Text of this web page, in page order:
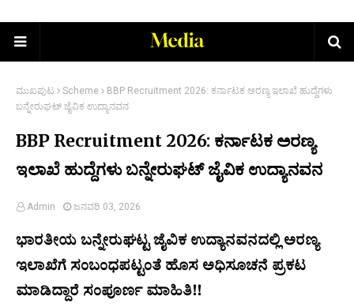
ಮುಖಪುಟ Scheme
BBP Recruitment 2026: ಕರ್ನಾಟಕ ಅರಣ್ಯ ಇಲಾಖೆ ಹುದ್ದೆಗಳು
ಬನ್ನೇರುಘಟ್ ಜೈವಿಕ ಉದ್ಯಾನವನ
BBP Recruitment 2026: ಕರ್ನಾಟಕ ಅರಣ್ಯ
ಇಲಾಖೆ ಹುದ್ದೆಗಳು ಬನ್ನೇರುಘಟ್ ಜೈವಿಕ ಉದ್ಯಾನವನ
Admin ಜನವರಿ 03, 2026
ಭಾರತೀಯ ಬನ್ನೇರುಘಟ್ಟ ಜೈವಿಕ ಉದ್ಯಾನವನದಲ್ಲಿ ಅರಣ್ಯ
ಇಲಾಖೆಗೆ ಸಂಬಂಧಪಟ್ಟಂತೆ ಹೊಸ ಅಧಿಸೂಚನೆ ಪ್ರಕಟ
ಮಾಡಿದ್ದಾರೆ ಸಂಪೂರ್ಣ ಮಾಹಿತಿ!!